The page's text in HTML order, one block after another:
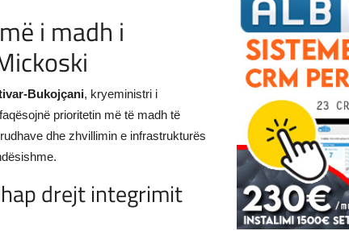
i madh i
Bukojçani, kryeministri i
prioritetin më të madh të
dhe zhvillimin e infrastrukturës
drejt integrimit